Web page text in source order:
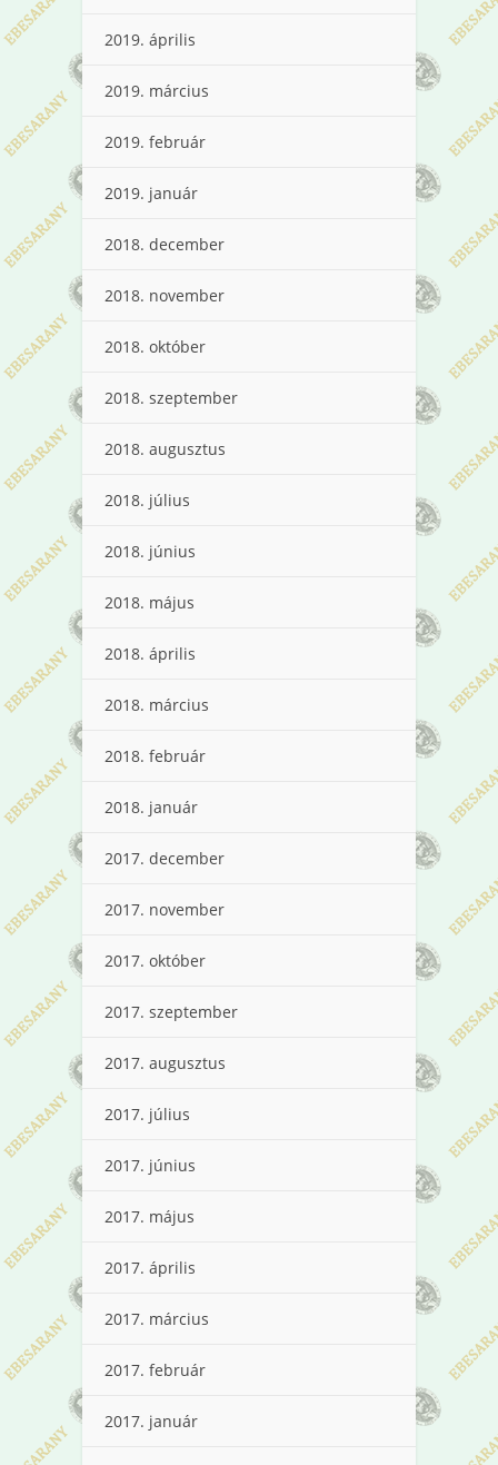
2019. április
2019. március
2019. február
2019. január
2018. december
2018. november
2018. október
2018. szeptember
2018. augusztus
2018. július
2018. június
2018. május
2018. április
2018. március
2018. február
2018. január
2017. december
2017. november
2017. október
2017. szeptember
2017. augusztus
2017. július
2017. június
2017. május
2017. április
2017. március
2017. február
2017. január